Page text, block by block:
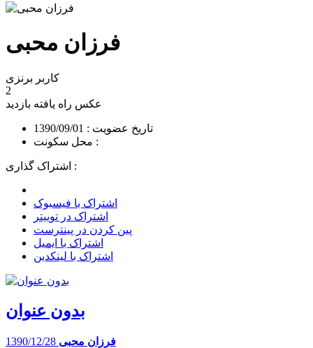
فرزان محبی
کاربر برنزی
2
عکس راه یافته بازدید
تاریخ عضویت : 1390/09/01
محل سکونت :
اشتراک گذاری :
اشتراک با فیسبوک
اشتراک در توییتر
پین کردن در پینترست
اشتراک با ایمیل
اشتراک با لینکدین
بدون عنوان
فرزان محبی 1390/12/28